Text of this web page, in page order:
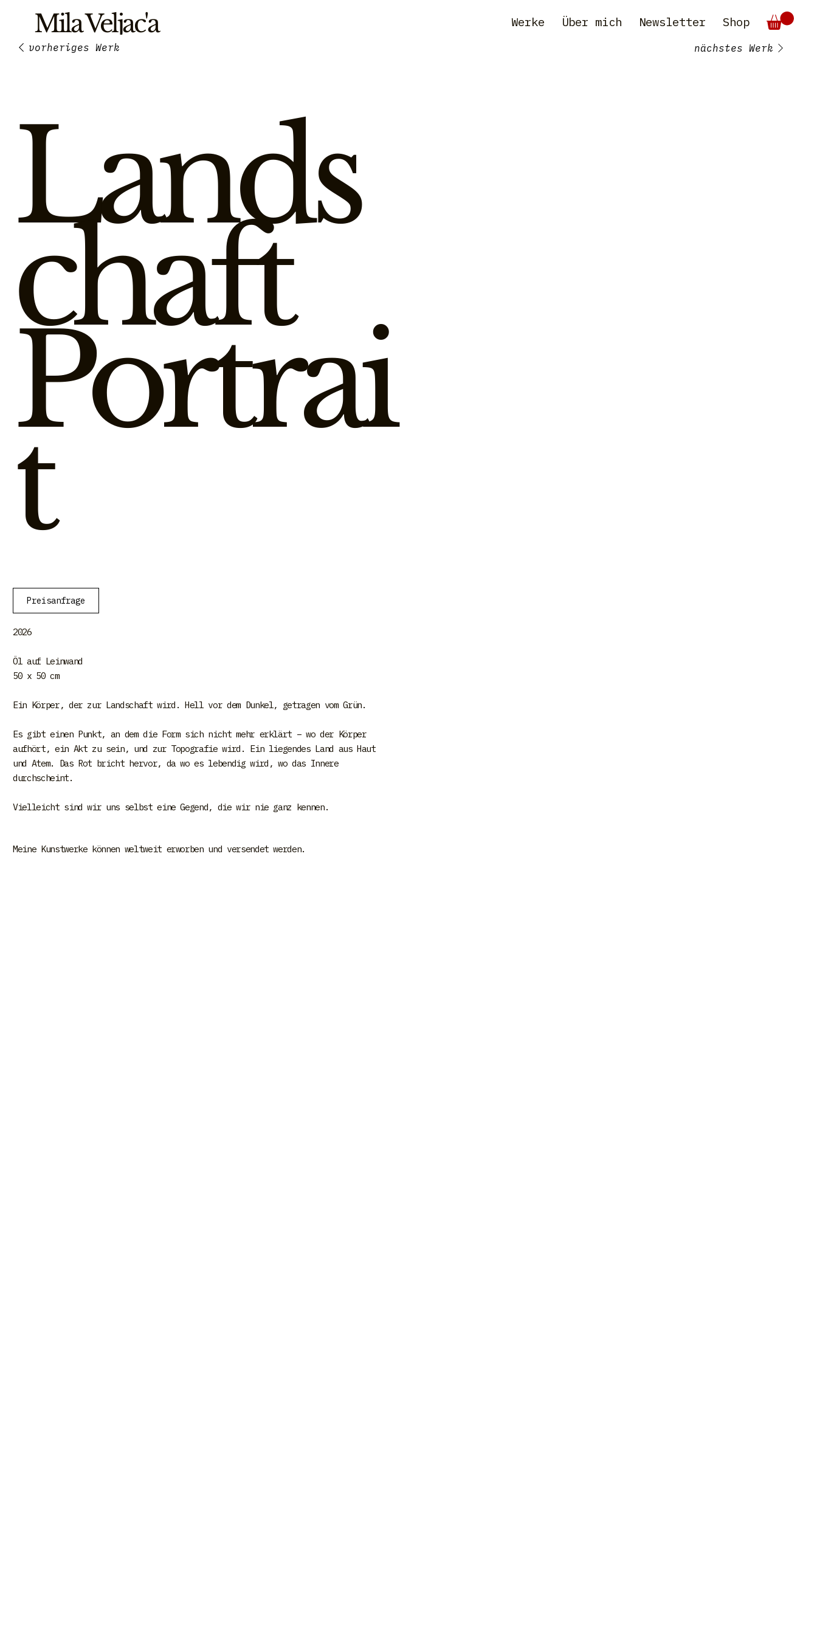
Mila Veljac'a Werke Über mich Newsletter Shop
Lands
chaft
Portrai
t
Preisanfrage
2026
Öl auf Leinwand
50 x 50 cm
Ein Körper, der zur Landschaft wird. Hell vor dem Dunkel, getragen vom Grün.
Es gibt einen Punkt, an dem die Form sich nicht mehr erklärt – wo der Körper
aufhört, ein Akt zu sein, und zur Topografie wird. Ein liegendes Land aus Haut
und Atem. Das Rot bricht hervor, da wo es lebendig wird, wo das Innere
durchscheint.
Vielleicht sind wir uns selbst eine Gegend, die wir nie ganz kennen.
Meine Kunstwerke können weltweit erworben und versendet werden.